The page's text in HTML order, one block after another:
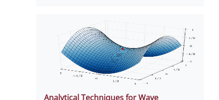
Analytical Techniques for Wave